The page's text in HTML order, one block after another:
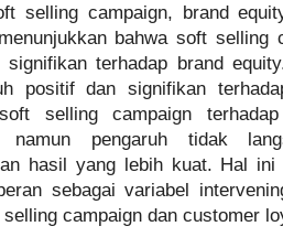
selling campaign, brand
bahwa soft selling
signifikan terhadap brand
positif dan signifikan
selling campaign
namun pengaruh tidak
hasil yang lebih kuat. Hal ini
sebagai variabel
campaign dan customer